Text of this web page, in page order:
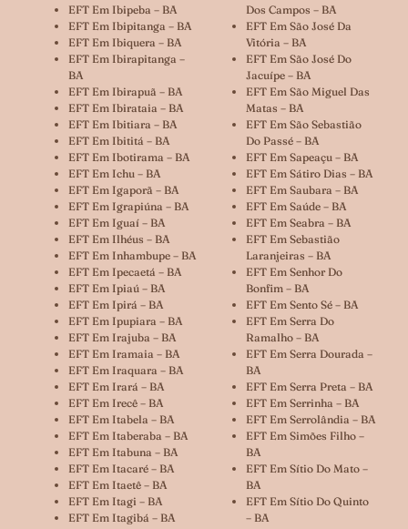
EFT Em Ibipeba – BA
EFT Em Ibipitanga – BA
EFT Em Ibiquera – BA
EFT Em Ibirapitanga –
BA
EFT Em Ibirapuã – BA
EFT Em Ibirataia – BA
EFT Em Ibitiara – BA
EFT Em Ibititá – BA
EFT Em Ibotirama – BA
EFT Em Ichu – BA
EFT Em Igaporã – BA
EFT Em Igrapiúna – BA
EFT Em Iguaí – BA
EFT Em Ilhéus – BA
EFT Em Inhambupe – BA
EFT Em Ipecaetá – BA
EFT Em Ipiaú – BA
EFT Em Ipirá – BA
EFT Em Ipupiara – BA
EFT Em Irajuba – BA
EFT Em Iramaia – BA
EFT Em Iraquara – BA
EFT Em Irará – BA
EFT Em Irecê – BA
EFT Em Itabela – BA
EFT Em Itaberaba – BA
EFT Em Itabuna – BA
EFT Em Itacaré – BA
EFT Em Itaetê – BA
EFT Em Itagi – BA
EFT Em Itagibá – BA
Dos Campos – BA
EFT Em São José Da
Vitória – BA
EFT Em São José Do
Jacuípe – BA
EFT Em São Miguel Das
Matas – BA
EFT Em São Sebastião
Do Passé – BA
EFT Em Sapeaçu – BA
EFT Em Sátiro Dias – BA
EFT Em Saubara – BA
EFT Em Saúde – BA
EFT Em Seabra – BA
EFT Em Sebastião
Laranjeiras – BA
EFT Em Senhor Do
Bonfim – BA
EFT Em Sento Sé – BA
EFT Em Serra Do
Ramalho – BA
EFT Em Serra Dourada –
BA
EFT Em Serra Preta – BA
EFT Em Serrinha – BA
EFT Em Serrolândia – BA
EFT Em Simões Filho –
BA
EFT Em Sítio Do Mato –
BA
EFT Em Sítio Do Quinto
– BA